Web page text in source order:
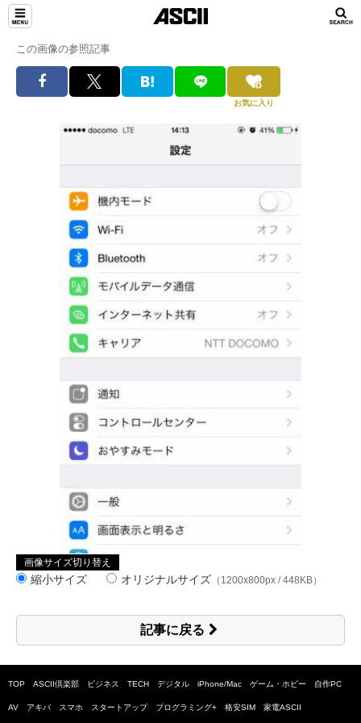
この画像の参照記事
お気に入り
画像サイズ切り替え
縮小サイズ オリジナルサイズ （1200x800px / 448KB）
記事に戻る
TOP ASCII倶楽部 ビジネス TECH デジタル iPhone/Mac ゲーム・ホビー 自作PC
AV アキバ スマホ スタートアップ プログラミング+ 格安SIM 家電ASCII